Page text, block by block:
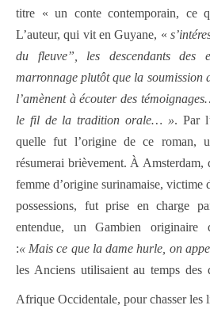
titre « un conte contemporain, ce
L’auteur, qui vit en Guyane, «
du fleuve”, les descendants des
marronnage plutôt que la soumission
l’amènent à écouter des
le fil de la tradition orale… ». Par
quelle fut l’origine de ce roman,
résumerai brièvement. À Amsterdam,
femme d’origine surinamaise, victime
possessions, fut prise en charge
entendue, un Gambien originaire
:« Mais ce que la dame hurle, on
les Anciens utilisaient au temps des
Afrique Occidentale, pour chasser les